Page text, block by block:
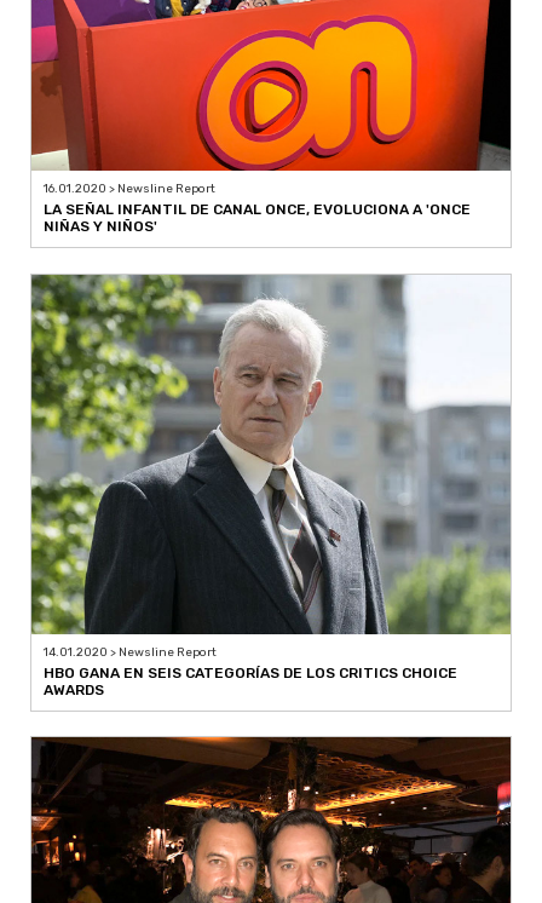
16.01.2020 > Newsline Report
LA SEÑAL INFANTIL DE CANAL ONCE, EVOLUCIONA A 'ONCE
NIÑAS Y NIÑOS'
14.01.2020 > Newsline Report
HBO GANA EN SEIS CATEGORÍAS DE LOS CRITICS CHOICE
AWARDS